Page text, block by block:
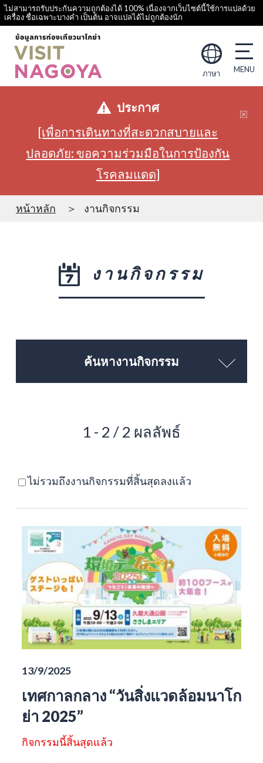
ไม่สามารถรับประกันความถูกต้องได้ 100% เนื่องจากเว็บไซต์นี้ใช้การแปลด้วย
เครื่อง ชื่อเฉพาะบางคำ เป็นต้น อาจแปลได้ไม่ถูกต้องนัก
ภาษา
ประกาศ
[เพื่อการเดินทางที่สะดวกสบายและ
ปลอดภัย: ขอความร่วมมือในการป้องกัน
โรคลมแดด]
หน้าหลัก งานกิจกรรม
งานกิจกรรม
ค้นหางานกิจกรรม
1 - 2 / 2 ผลลัพธ์
ไม่รวมถึงงานกิจกรรมที่สิ้นสุดลงแล้ว
13/9/2025
เทศกาลกลาง “วันสิ่งแวดล้อมนาโก
ย่า 2025”
กิจกรรมนี้สิ้นสุดแล้ว